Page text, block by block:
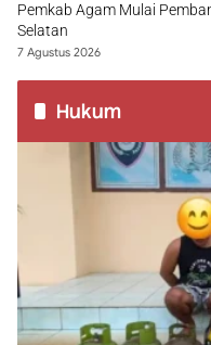
Pemkab Agam Mulai
Selatan
7 Agustus 2026
Hukum